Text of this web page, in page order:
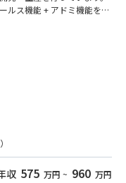
ルス機能 + アドミ機能を融
ルス機能を担っていま
っています。
渉・価格交渉・監査対応な
価格、製造のキャパシティ
外出張（月1回程度）、WE
る機会も非常に多いで
収 575 万円 ~ 960 万円